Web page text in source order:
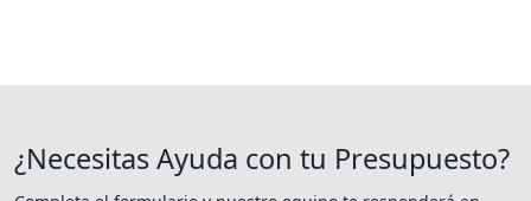
¿Necesitas Ayuda con tu Presupuesto?